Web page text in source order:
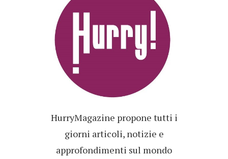
HurryMagazine propone tutti i
giorni articoli, notizie e
approfondimenti sul mondo